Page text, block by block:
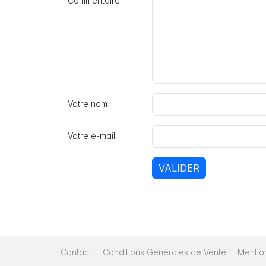
Votre nom
Votre e-mail
VALIDER
Contact Conditions Générales de Vente